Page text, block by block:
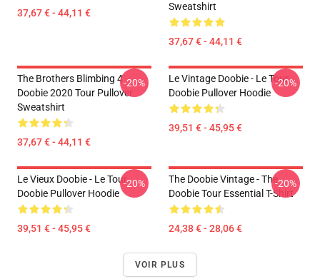
37,67 € - 44,11 €
Sweatshirt
37,67 € - 44,11 €
The Brothers Blimbing 4
Doobie 2020 Tour Pullover
Sweatshirt
37,67 € - 44,11 €
-20%
Le Vintage Doobie - Le Tour
Doobie Pullover Hoodie
39,51 € - 45,95 €
-20%
Le Vieux Doobie - Le Tour
Doobie Pullover Hoodie
39,51 € - 45,95 €
-20%
The Doobie Vintage - The
Doobie Tour Essential T-Shirt
24,38 € - 28,06 €
-20%
VOIR PLUS